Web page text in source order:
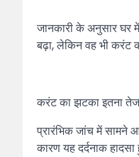
जानकारी के अनुसार
बढ़ा, लेकिन वह भी करंट
करंट का झटका इतना
प्रारंभिक जांच में सामने
कारण यह दर्दनाक